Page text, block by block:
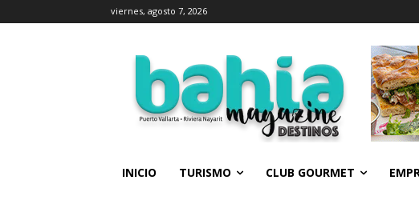
viernes, agosto 7, 2026
INICIO TURISMO CLUB GOURMET